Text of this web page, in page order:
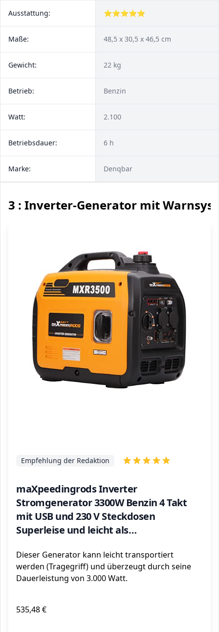
Ausstattung: ⭐⭐⭐⭐⭐
Maße: 48,5 x 30,5 x 46,5 cm
Gewicht: 22 kg
Betrieb: Benzin
Watt: 2.100
Betriebsdauer: 6 h
Marke: Denqbar
3 : Inverter-Generator mit
maXpeedingrods Inverter
Stromgenerator 3300W Benzin 4 Takt
mit USB und 230 V Steckdosen
Superleise und leicht als
Garage Wohnwagen Baustelle
Empfehlung der Redaktion
Dieser Generator kann leicht transportiert
werden (Tragegriff) und überzeugt durch seine
Dauerleistung von 3.000 Watt.
535,48 €